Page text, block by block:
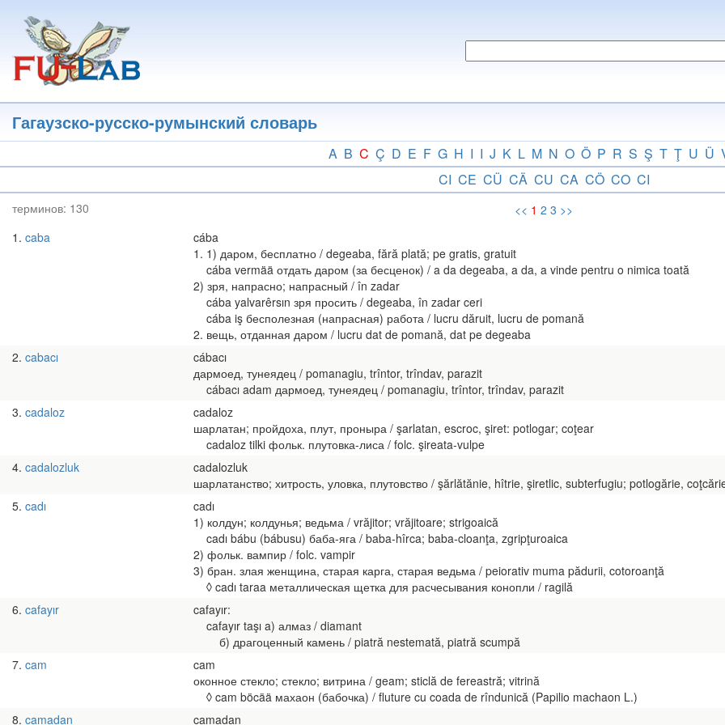
основному
содержанию
Гагаузско-русско-румынский словарь
A B C Ç D E F G H I I J K L M N O Ö P R S Ş T Ţ U Ü
CI CE CÜ CÄ CU CA CÖ CO CI
терминов: 130 << 1 2 3 >>
1 caba
cába
1. 1) даром, бесплатно / degeaba, fără plată; pe gratis, gratuit
cába vermää отдать даром (за бесценок) / a da degeaba, a da, a vinde pentru o nimica toată
2) зря, напрасно; напрасный / în zadar
cába yalvarêrsın зря просить / degeaba, în zadar ceri
cába iş бесполезная (напрасная) работа / lucru dăruit, lucru de pomană
2. вещь, отданная даром / lucru dat de pomană, dat pe degeaba
2 cabacı
cábacı
дармоед, тунеядец / pomanagiu, trîntor, trîndav, parazit
cábacı adam дармоед, тунеядец / pomanagiu, trîntor, trîndav, parazit
3 cadaloz
cadaloz
шарлатан; пройдоха, плут, проныра / şarlatan, escroc, şiret: potlogar; coţear
cadaloz tilki фольк. плутовка-лиса / folc. şireata-vulpe
4 cadalozluk
cadalozluk
шарлатанство; хитрость, уловка, плутовство / şărlătănie, hîtrie, şiretlic, subterfugiu; potlogărie,
5 cadı
cadı
1) колдун; колдунья; ведьма / vrăjitor; vrăjitoare; strigoaică
cadı bábu (bábusu) баба-яга / baba-hîrca; baba-cloanţa, zgripţuroaica
2) фольк. вампир / folc. vampir
3) бран. злая женщина, старая карга, старая ведьма / peiorativ muma pădurii, cotoroanţă
◊ cadı taraa металлическая щетка для расчесывания конопли / ragilă
6 cafayır
cafayır:
cafayır taşı a) алмаз / diamant
б) драгоценный камень / piatră nestemată, piatră scumpă
7 cam
cam
оконное стекло; стекло; витрина / geam; sticlă de fereastră; vitrină
◊ cam böcää махаон (бабочка) / fluture cu coada de rîndunică (Papilio machaon L.)
8 camadan camadan